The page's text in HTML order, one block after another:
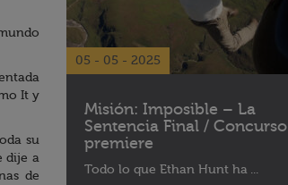
It y
su
dije a
de
05 - 05 - 2025
Misión: Imposible – La
Sentencia Final / Concurso
premiere
Todo lo que Ethan Hunt ha ...